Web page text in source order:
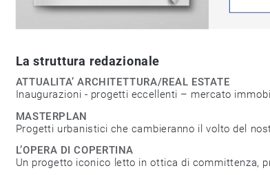
La struttura redazionale
ATTUALITA’ ARCHITETTURA/REAL ESTATE
Inaugurazioni - progetti eccellenti – mercato
MASTERPLAN
Progetti urbanistici che cambieranno il volto del nostro
L’OPERA DI COPERTINA
Un progetto iconico letto in ottica di committenza,